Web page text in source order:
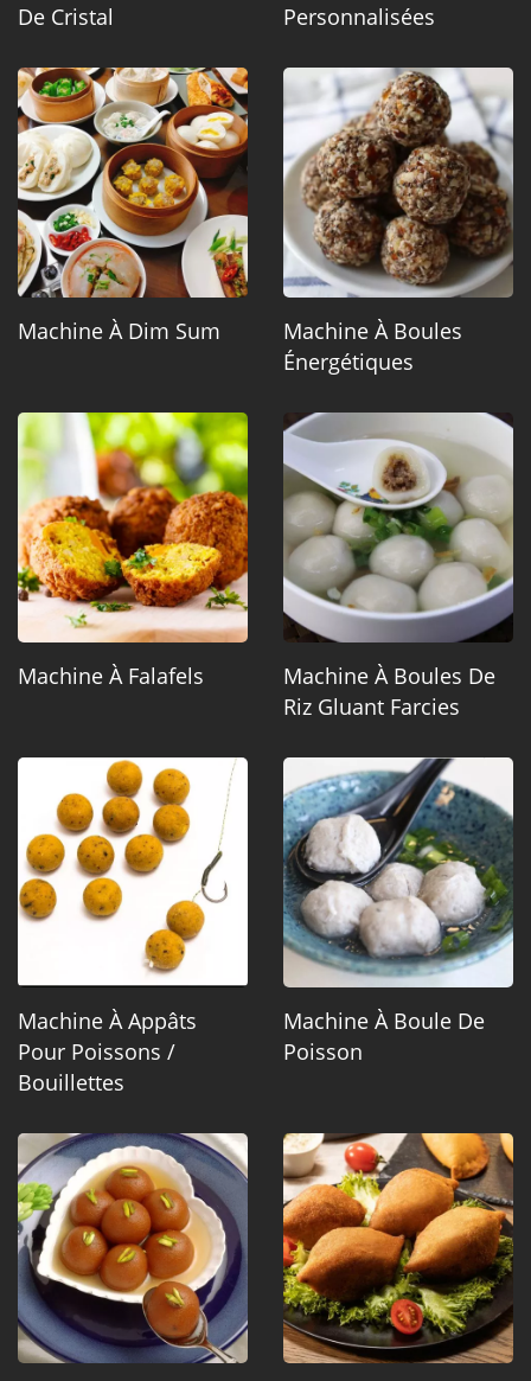
De Cristal
Personnalisées
Machine À Dim Sum
Machine À Boules
Énergétiques
Machine À Falafels
Machine À Boules De
Riz Gluant Farcies
Machine À Appâts
Pour Poissons /
Bouillettes
Machine À Boule De
Poisson